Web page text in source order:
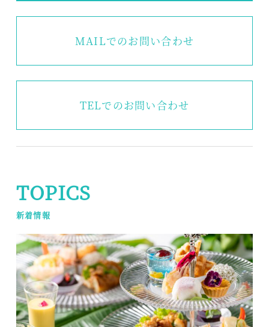
MAILでのお問い合わせ
TELでのお問い合わせ
TOPICS
新着情報